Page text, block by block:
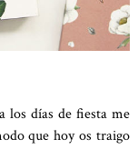
los días de fiesta me
que hoy os traigo